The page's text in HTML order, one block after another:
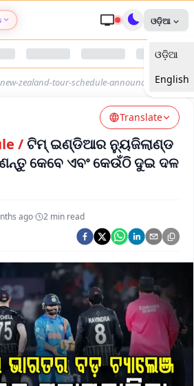
Health Connect
Argus Chalo Dekhein Apna Desh
ଓଡ଼ିଆ
ଓଡ଼ିଆ
English
zealand-tour-schedule-announced-2026
Translate
/ଟିମ୍ ଇଣ୍ଡିଆର ନ୍ୟୁଜିଲାଣ୍ଡ
କେବେ ଏବଂ କେଉଁଠି ଦୁଇ ଦଳ
ago· 2 min read